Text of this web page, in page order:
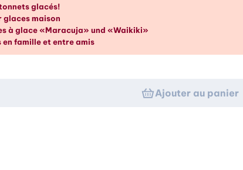
en un coup d’œil
glacés!
glaces maison
à glace «Maracuja» und «Waikiki»
famille et entre amis
Ajouter au panier